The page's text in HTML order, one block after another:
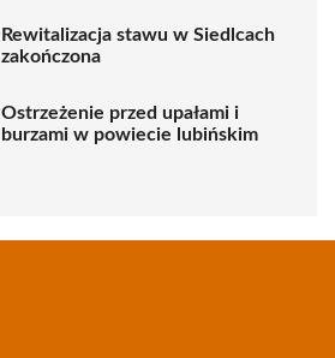
Rewitalizacja stawu w Siedlcach
zakończona
Ostrzeżenie przed upałami i
burzami w powiecie lubińskim